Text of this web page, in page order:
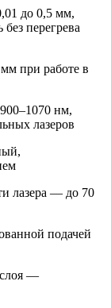
до 0,5 мм,
перегрева
при работе в
нм,
лазеров
лазера — до 70
подачей
слоя —